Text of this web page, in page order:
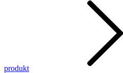
produkt